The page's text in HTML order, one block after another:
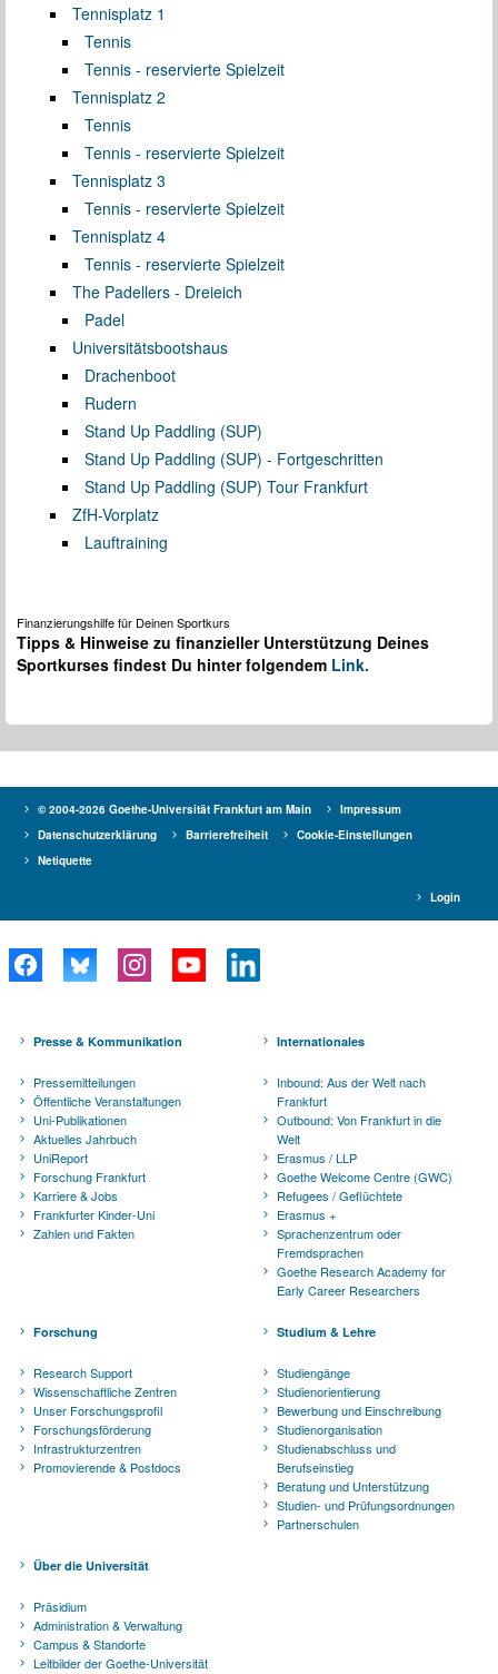
Tennisplatz 1
Tennis
Tennis - reservierte Spielzeit
Tennisplatz 2
Tennis
Tennis - reservierte Spielzeit
Tennisplatz 3
Tennis - reservierte Spielzeit
Tennisplatz 4
Tennis - reservierte Spielzeit
The Padellers - Dreieich
Padel
Universitätsbootshaus
Drachenboot
Rudern
Stand Up Paddling (SUP)
Stand Up Paddling (SUP) - Fortgeschritten
Stand Up Paddling (SUP) Tour Frankfurt
ZfH-Vorplatz
Lauftraining
Finanzierungshilfe für Deinen Sportkurs
Tipps & Hinweise zu finanzieller Unterstützung Deines
Sportkurses findest Du hinter folgendem Link.
© 2004-2026 Goethe-Universität Frankfurt am Main
Impressum
Datenschutzerklärung
Barrierefreiheit
Cookie-Einstellungen
Netiquette
Login
Presse & Kommunikation
Pressemitteilungen
Öffentliche Veranstaltungen
Uni-Publikationen
Aktuelles Jahrbuch
UniReport
Forschung Frankfurt
Karriere & Jobs
Frankfurter Kinder-Uni
Zahlen und Fakten
Internationales
Inbound: Aus der Welt nach
Frankfurt
Outbound: Von Frankfurt in die
Welt
Erasmus / LLP
Goethe Welcome Centre (GWC)
Refugees / Geflüchtete
Erasmus +
Sprachenzentrum oder
Fremdsprachen
Goethe Research Academy for
Early Career Researchers
Forschung
Research Support
Wissenschaftliche Zentren
Unser Forschungsprofil
Forschungsförderung
Infrastrukturzentren
Promovierende & Postdocs
Studium & Lehre
Studiengänge
Studienorientierung
Bewerbung und Einschreibung
Studienorganisation
Studienabschluss und
Berufseinstieg
Beratung und Unterstützung
Studien- und Prüfungsordnungen
Partnerschulen
Über die Universität
Präsidium
Administration & Verwaltung
Campus & Standorte
Leitbilder der Goethe-Universität